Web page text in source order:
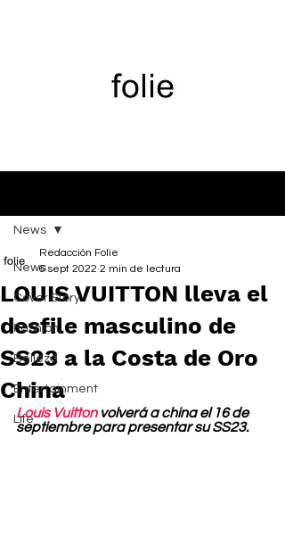
News
Cover Story
Fashion
Belleza
Entertainment
Life
News
LOUIS VUITTON lleva el
desfile masculino de
SS23 a la Costa de Oro
China
Redacción Folie
6 sept 2022 2 min de lectura
Louis Vuitton volverá a china el 16 de
septiembre para presentar su SS23.